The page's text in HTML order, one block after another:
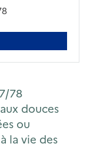
78
douces
ou
la vie des